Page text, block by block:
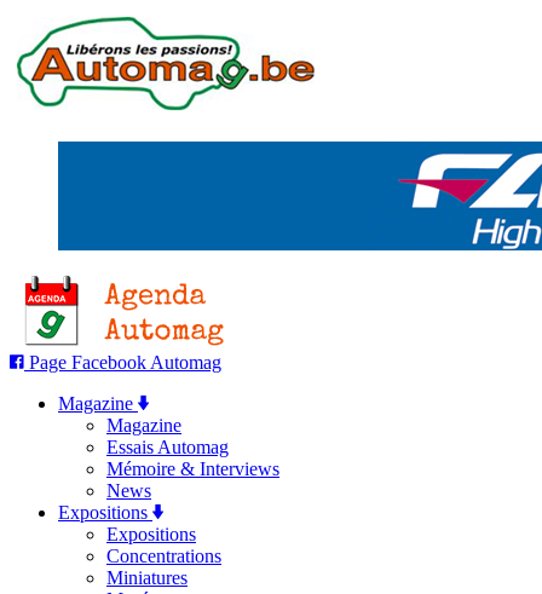
Page Facebook Automag
Magazine
Magazine
Essais Automag
Mémoire & Interviews
News
Expositions
Expositions
Concentrations
Miniatures